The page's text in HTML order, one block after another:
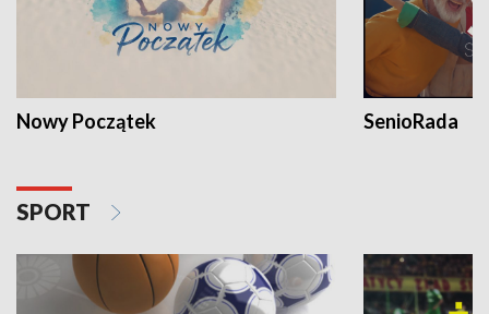
Nowy Początek SenioRada
SPORT